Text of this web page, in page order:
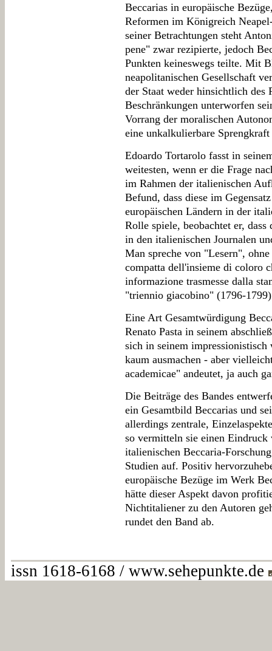
Beccarias in europäische
Reformen im Königreich
seiner Betrachtungen steht
pene" zwar rezipierte, jedoch
Punkten keineswegs teilte. Mit
neapolitanischen Gesellschaft
der Staat weder hinsichtlich des
Beschränkungen unterworfen
Vorrang der moralischen
eine unkalkulierbare
Edoardo Tortarolo fasst in
weitesten, wenn er die Frage
im Rahmen der italienischen
Befund, dass diese im
europäischen Ländern in der
Rolle spiele, beobachtet er,
in den italienischen Journalen
Man spreche von "Lesern",
compatta dell'insieme di coloro
informazione trasmesse dalla
"triennio giacobino" (1796-
Eine Art Gesamtwürdigung
Renato Pasta in seinem
sich in seinem
kaum ausmachen - aber
academicae" andeutet, ja auch
Die Beiträge des Bandes
ein Gesamtbild Beccarias und
allerdings zentrale,
so vermitteln sie einen Eindruck
italienischen Beccaria-
Studien auf. Positiv
europäische Bezüge im Werk
hätte dieser Aspekt davon
Nichtitaliener zu den Autoren
rundet den Band ab.
issn 1618-6168 / www.sehepunkte.de